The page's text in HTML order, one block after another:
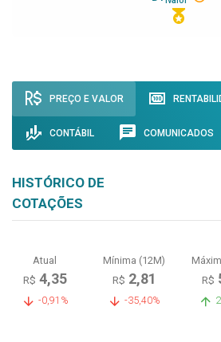
PREÇO E VALOR
CONTÁBIL COMUNICADOS
HISTÓRICO DE
COTAÇÕES
Atual
R$ 4,35
-0,91%
Mínima (12M)
R$ 2,81
-35,40%
R$